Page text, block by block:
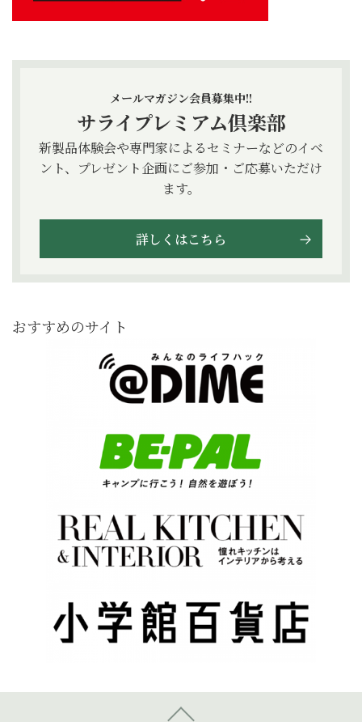
メールマガジン会員募集中!!
サライプレミアム倶楽部
新製品体験会や専門家によるセミナーなどのイベ
ント、プレゼント企画にご参加・ご応募いただけ
ます。
詳しくはこちら
おすすめのサイト